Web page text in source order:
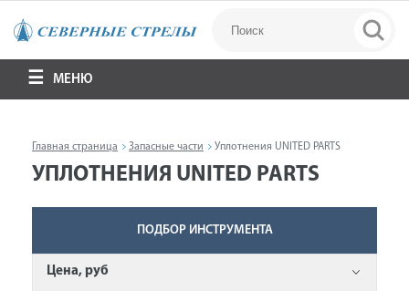
МЕНЮ
Главная страница Запасные части Уплотнения UNITED PARTS
УПЛОТНЕНИЯ UNITED PARTS
ПОДБОР ИНСТРУМЕНТА
Цена, руб